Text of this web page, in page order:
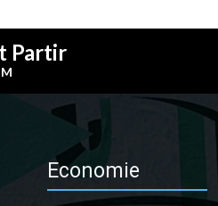
Partir
Economie